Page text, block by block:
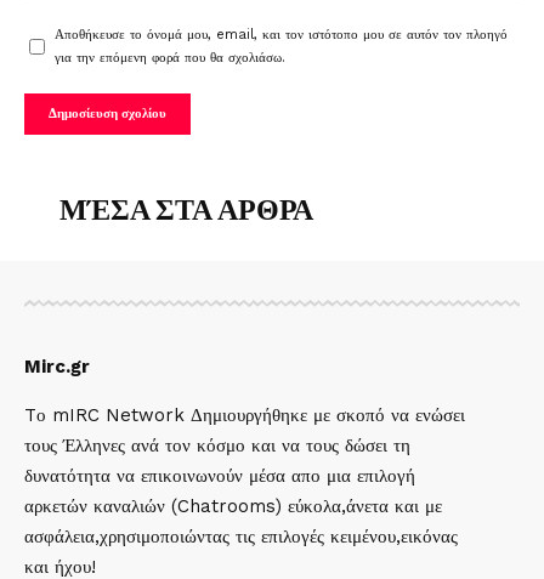
Αποθήκευσε το όνομά μου, email, και τον ιστότοπο μου σε αυτόν τον πλοηγό
για την επόμενη φορά που θα σχολιάσω.
ΜΈΣΑ ΣΤΑ ΑΡΘΡΑ
Mirc.gr
Tο mIRC Network Δημιουργήθηκε με σκοπό να ενώσει
τους Έλληνες ανά τον κόσμο και να τους δώσει τη
δυνατότητα να επικοινωνούν μέσα απο μια επιλογή
αρκετών καναλιών (Chatrooms) εύκολα,άνετα και με
ασφάλεια,χρησιμοποιώντας τις επιλογές κειμένου,εικόνας
και ήχου!